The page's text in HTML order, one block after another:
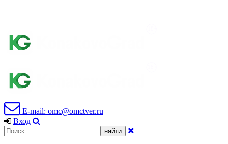
E-mail: omc@omctver.ru
Вход